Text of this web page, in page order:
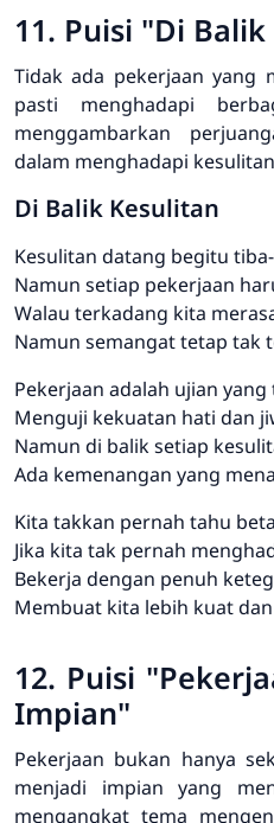
11. Puisi "Di
Tidak ada pekerjaan yang
pasti menghadapi
menggambarkan
dalam menghadapi
Di Balik Kesulitan
Kesulitan datang begitu
Namun setiap pekerjaan
Walau terkadang kita
Namun semangat tetap tak
Pekerjaan adalah ujian
Menguji kekuatan hati dan
Namun di balik setiap
Ada kemenangan yang
Kita takkan pernah tahu
Jika kita tak pernah
Bekerja dengan penuh
Membuat kita lebih kuat
12. Puisi
Impian"
Pekerjaan bukan hanya
menjadi impian yang
mengangkat tema